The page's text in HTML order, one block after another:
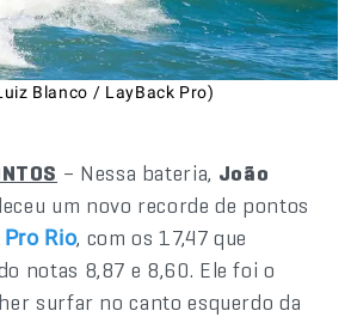
Blanco / LayBack Pro)
– Nessa bateria, João
um novo recorde de pontos
Rio, com os 17,47 que
notas 8,87 e 8,60. Ele foi o
surfar no canto esquerdo da